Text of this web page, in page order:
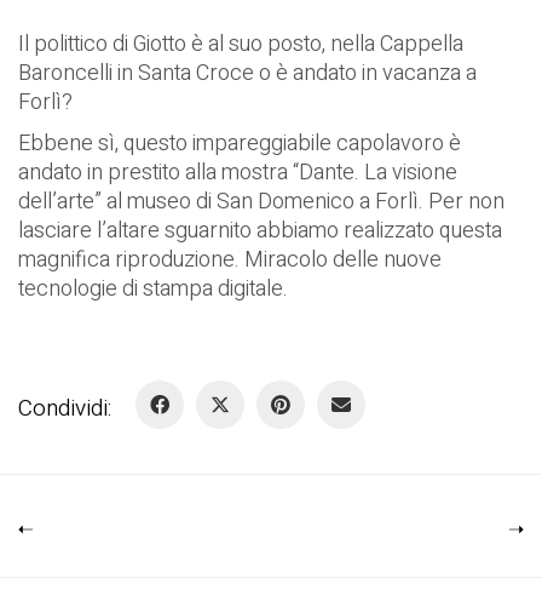
Il polittico di Giotto è al suo posto, nella Cappella
Baroncelli in Santa Croce o è andato in vacanza a
Forlì?
Ebbene sì, questo impareggiabile capolavoro è
andato in prestito alla mostra “Dante. La visione
dell’arte” al museo di San Domenico a Forlì. Per non
lasciare l’altare sguarnito abbiamo realizzato questa
magnifica riproduzione. Miracolo delle nuove
tecnologie di stampa digitale.
Condividi: